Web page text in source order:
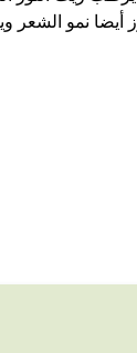
نمو الشعر